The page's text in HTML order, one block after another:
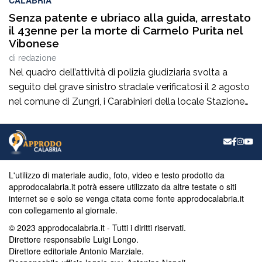
Senza patente e ubriaco alla guida, arrestato
il 43enne per la morte di Carmelo Purita nel
Vibonese
di redazione
Nel quadro dell’attività di polizia giudiziaria svolta a
seguito del grave sinistro stradale verificatosi il 2 agosto
nel comune di Zungri, i Carabinieri della locale Stazione
43enne di nazionalità rumena, residente a Zungri. L’uomo
è ritenuto, allo stato degli accertamenti, responsabile del
reato di omicidio […]
L'utilizzo di materiale audio, foto, video e testo prodotto da
approdocalabria.it potrà essere utilizzato da altre testate o siti
internet se e solo se venga citata come fonte approdocalabria.it
con collegamento al giornale.
© 2023 approdocalabria.it - Tutti i diritti riservati.
Direttore responsabile Luigi Longo.
Direttore editoriale Antonio Marziale.